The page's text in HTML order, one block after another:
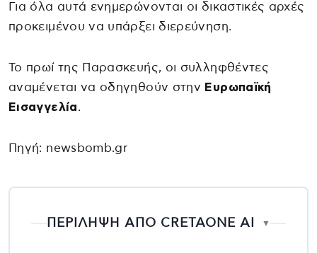
Για όλα αυτά ενημερώνονται οι δικαστικές αρχές
προκειμένου να υπάρξει διερεύνηση.
Το πρωί της Παρασκευής, οι συλληφθέντες
αναμένεται να οδηγηθούν στην Ευρωπαϊκή
Εισαγγελία.
Πηγή: newsbomb.gr
ΠΕΡΙΛΗΨΗ ΑΠΟ CRETAONE AI ▼